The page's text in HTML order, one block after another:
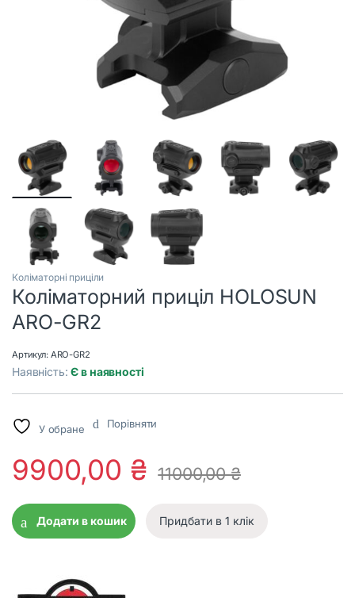
Коліматорні приціли
Коліматорний приціл HOLOSUN
ARO-GR2
Артикул: ARO-GR2
Наявність:Є в наявності
У обране Порівняти
9900,00 ₴ 11000,00₴
Додати в кошик Придбати в 1 клік